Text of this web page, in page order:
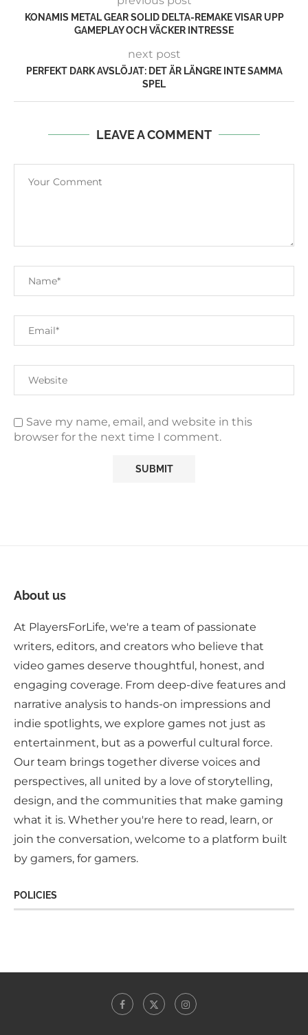
KONAMIS METAL GEAR SOLID DELTA-REMAKE VISAR UPP
GAMEPLAY OCH VÄCKER INTRESSE
next post
PERFEKT DARK AVSLÖJAT: DET ÄR LÄNGRE INTE SAMMA
SPEL
LEAVE A COMMENT
Save my name, email, and website in this
browser for the next time I comment.
About us
At PlayersForLife, we're a team of passionate
writers, editors, and creators who believe that
video games deserve thoughtful, honest, and
engaging coverage. From deep-dive features and
narrative analysis to hands-on impressions and
indie spotlights, we explore games not just as
entertainment, but as a powerful cultural force.
Our team brings together diverse voices and
perspectives, all united by a love of storytelling,
design, and the communities that make gaming
what it is. Whether you're here to read, learn, or
join the conversation, welcome to a platform built
by gamers, for gamers.
POLICIES